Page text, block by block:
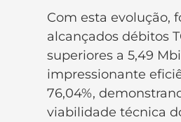
Com esta evolução,
alcançados débitos
superiores a 5,49
impressionante
76,04%,
viabilidade técnica